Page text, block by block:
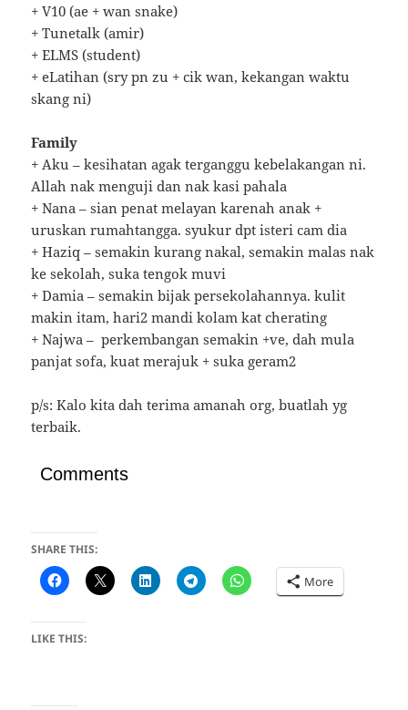
+ V10 (ae + wan snake)
+ Tunetalk (amir)
+ ELMS (student)
+ eLatihan (sry pn zu + cik wan, kekangan waktu
skang ni)
Family
+ Aku – kesihatan agak terganggu kebelakangan ni.
Allah nak menguji dan nak kasi pahala
+ Nana – sian penat melayan karenah anak +
uruskan rumahtangga. syukur dpt isteri cam dia
+ Haziq – semakin kurang nakal, semakin malas nak
ke sekolah, suka tengok muvi
+ Damia – semakin bijak persekolahannya. kulit
makin itam, hari2 mandi kolam kat cherating
+ Najwa – perkembangan semakin +ve, dah mula
panjat sofa, kuat merajuk + suka geram2
p/s: Kalo kita dah terima amanah org, buatlah yg
terbaik.
Comments
SHARE THIS:
More
LIKE THIS: